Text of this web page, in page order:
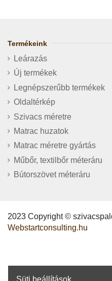
Termékeink
Leárazás
Új termékek
Legnépszerűbb termékek
Oldaltérkép
Szivacs méretre
Matrac huzatok
Matrac méretre gyártás
Műbőr, textilbőr méteráru
Bútorszövet méteráru
2023 Copyright ©
Webstartconsulting.hu